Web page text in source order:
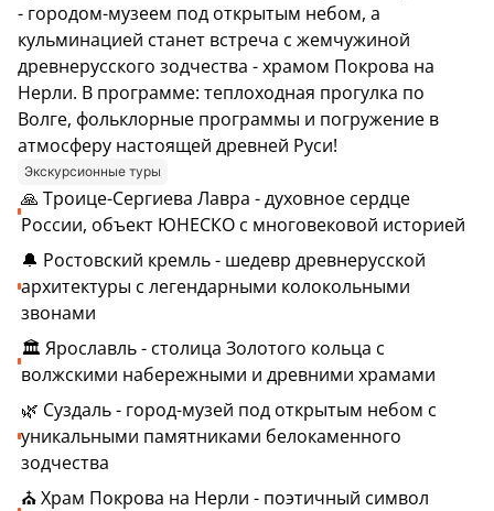
- городом-музеем под открытым небом, а
кульминацией станет встреча с жемчужиной
древнерусского зодчества - храмом Покрова на
Нерли. В программе: теплоходная прогулка по
Волге, фольклорные программы и погружение в
атмосферу настоящей древней Руси!
Экскурсионные туры
🙏 Троице-Сергиева Лавра - духовное сердце
России, объект ЮНЕСКО с многовековой историей
🔔 Ростовский кремль - шедевр древнерусской
архитектуры с легендарными колокольными
звонами
🏛️ Ярославль - столица Золотого кольца с
волжскими набережными и древними храмами
🌿 Суздаль - город-музей под открытым небом с
уникальными памятниками белокаменного
зодчества
⛪ Храм Покрова на Нерли - поэтичный символ